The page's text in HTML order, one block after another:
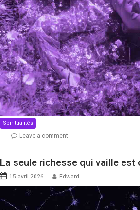
Spiritualités
Leave a comment
La seule richesse qui vaille est
15 avril 2026 Edward